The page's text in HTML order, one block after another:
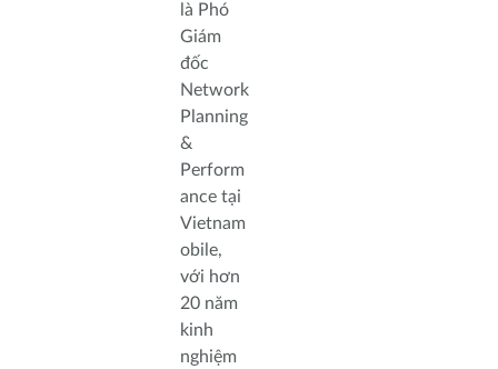
là Phó
Giám
đốc
Network
Planning
&
Perform
ance tại
Vietnam
obile,
với hơn
20 năm
kinh
nghiệm